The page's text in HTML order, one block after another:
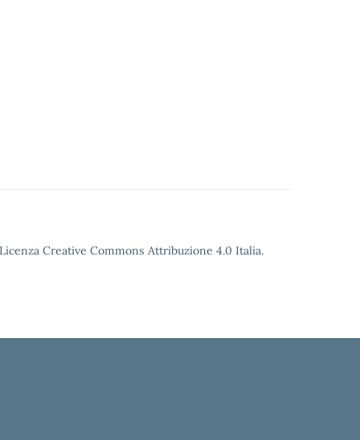
Creative Commons Attribuzione 4.0 Italia.